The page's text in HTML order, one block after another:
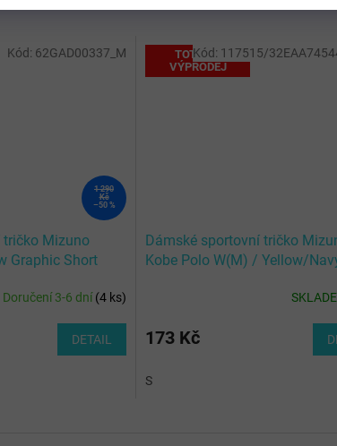
1 290
Kč
–50 %
tričko Mizuno
Graphic Short
Doručení 3-6 dní(4 ks)
DETAIL
Kód: 62GAD00337_M
TOTÁLNÍ
VÝPRODEJ
Dámské sportovní tričko
Kobe Polo W(M) / Yellow/
173 Kč
S
Kód: 117515/